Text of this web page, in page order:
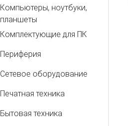
Компьютеры, ноутбуки,
планшеты
Комплектующие для ПК
Периферия
Сетевое оборудование
Печатная техника
Бытовая техника